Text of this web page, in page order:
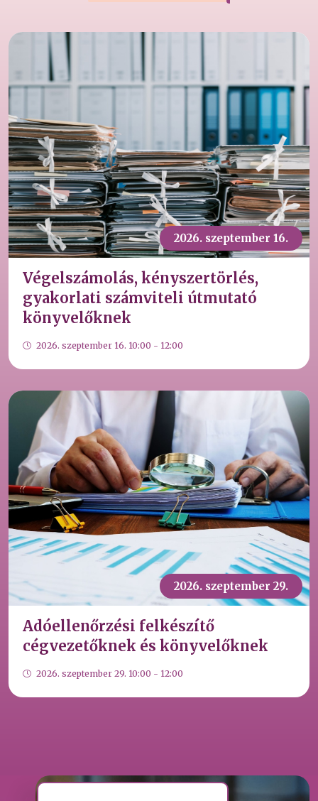
2026. szeptember 16.
Végelszámolás, kényszertörlés,
gyakorlati számviteli útmutató
könyvelőknek
2026. szeptember 16. 10:00 - 12:00
2026. szeptember 29.
Adóellenőrzési felkészítő
cégvezetőknek és könyvelőknek
2026. szeptember 29. 10:00 - 12:00